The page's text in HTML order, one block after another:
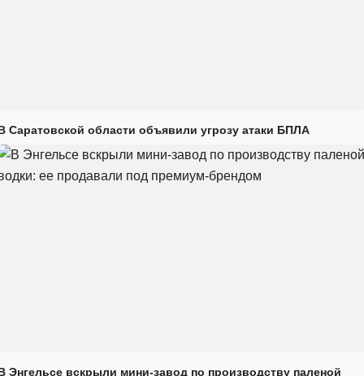
Саратовской области объявили угрозу атаки БПЛА
Энгельсе вскрыли мини-завод по производству паленой